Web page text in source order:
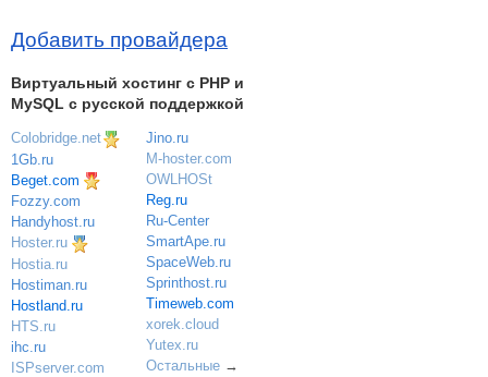
Добавить провайдера
Виртуальный хостинг c PHP и
MySQL с русской поддержкой
Colobridge.net
1Gb.ru
Beget.com
Fozzy.com
Handyhost.ru
Hoster.ru
Hostia.ru
Hostiman.ru
Hostland.ru
HTS.ru
ihc.ru
ISPserver.com
Jino.ru
M-hoster.com
OWLHOSt
Reg.ru
Ru-Center
SmartApe.ru
SpaceWeb.ru
Sprinthost.ru
Timeweb.com
xorek.cloud
Yutex.ru
Остальные→